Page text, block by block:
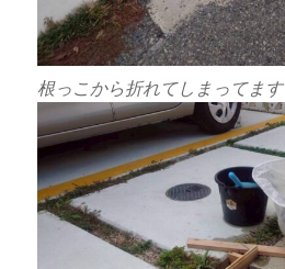
根っこから折れてしまってます